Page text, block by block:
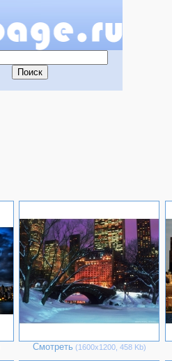
Смотреть (1600х1200, 458 Kb)